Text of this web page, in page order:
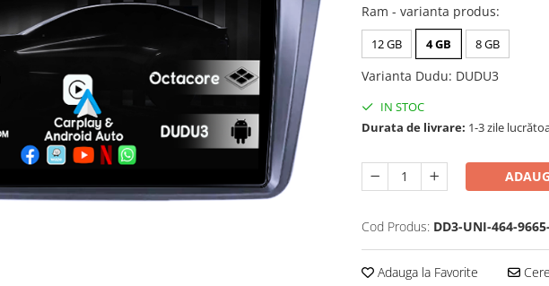
Ram - varianta produs:
12 GB 4 GB 8 GB
Varianta Dudu: DUDU3
IN STOC
Durata de livrare: 1-3 zile
Cod Produs: DD3-UNI-464-
Adauga la Favorite